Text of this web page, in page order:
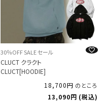
30％OFF SALE セール
CLUCT クラクト
CLUCT[HOODIE]
18,700
のところ
13,090 税込